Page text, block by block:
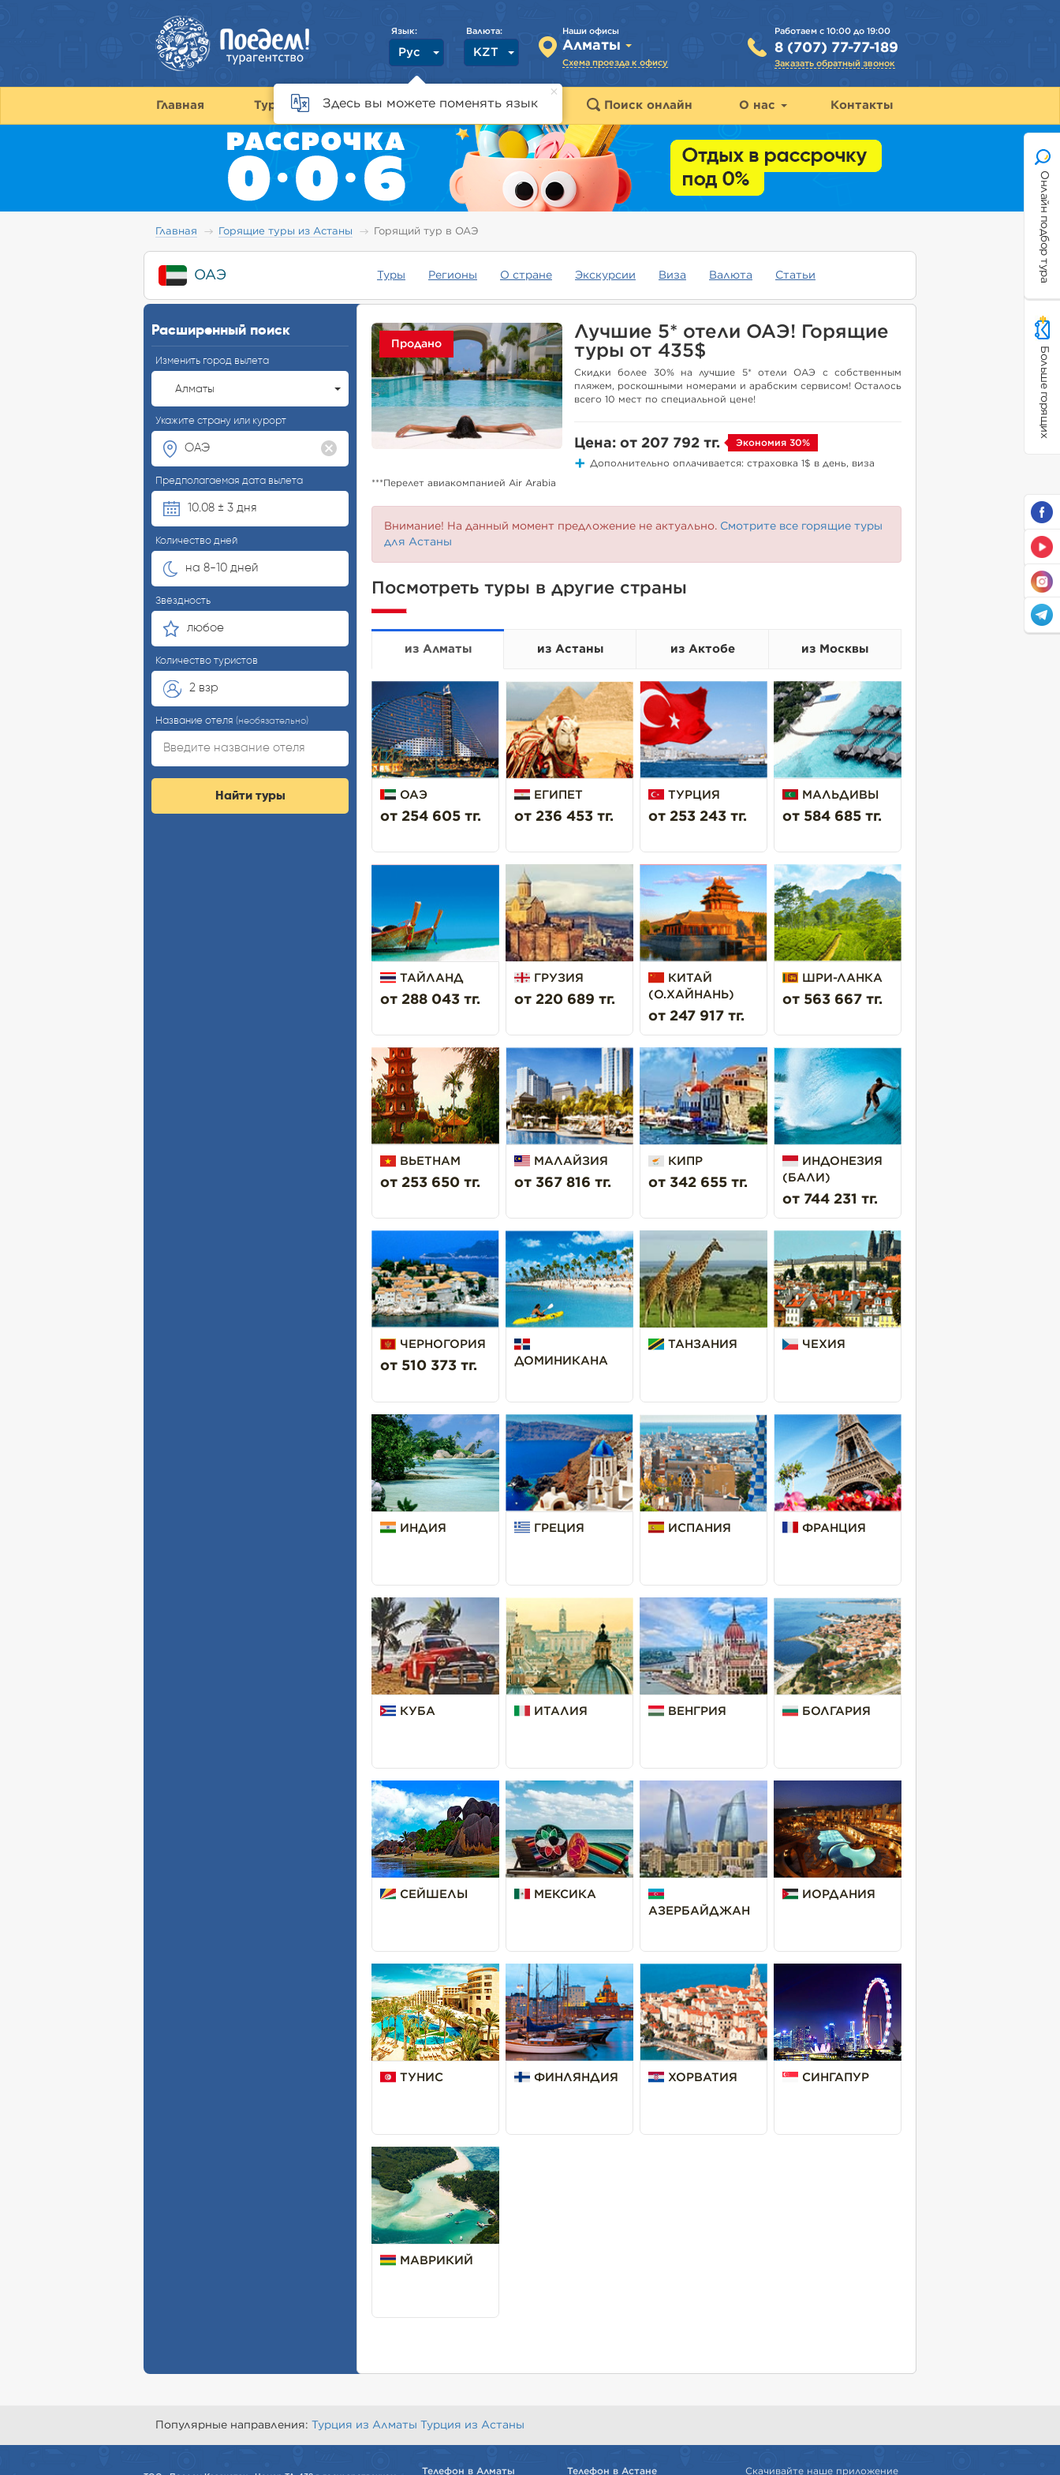
Работаем с 10:00 до 19:00
8 (707) 77-77-189
Заказать обратный звонок
Наши офисы
Алматы
Схема проезда к офису
Валюта:
KZT
Язык:
Рус
Здесь вы можете поменять язык
Главная Туры Страны Горящие туры Поиск онлайн О нас Контакты
Онлайн подбор тура
Больше горящих
Главная Горящие туры из Астаны Горящий тур в ОАЭ
ОАЭ Туры Регионы О стране Экскурсии Виза Валюта Статьи
Расширенный поиск
Изменить город вылета
Алматы
Укажите страну или курорт
Предполагаемая дата вылета
10.08 ± 3 дня
Количество дней
на 8-10 дней
Звёздность
любое
Количество туристов
2 взр
Название отеля (необязательно)
Найти туры
Продано
Лучшие 5* отели ОАЭ! Горящие
туры от 435$
Скидки более 30% на лучшие 5* отели ОАЭ с собственным
пляжем, роскошными номерами и арабским сервисом! Осталось
всего 10 мест по специальной цене!
Цена: от 207 792 тг. Экономия 30%
Дополнительно оплачивается: страховка 1$ в день, виза
***Перелет авиакомпанией Air Arabia
Внимание! На данный момент предложение не актуально. Смотрите все горящие туры
для Астаны
Посмотреть туры в другие страны
из Алматы из Астаны из Актобе из Москвы
ОАЭ
от 254 605 тг.
ЕГИПЕТ
от 236 453 тг.
ТУРЦИЯ
от 253 243 тг.
МАЛЬДИВЫ
от 584 685 тг.
ТАЙЛАНД
от 288 043 тг.
ГРУЗИЯ
от 220 689 тг.
КИТАЙ
(О.ХАЙНАНЬ)
от 247 917 тг.
ШРИ-ЛАНКА
от 563 667 тг.
ВЬЕТНАМ
от 253 650 тг.
МАЛАЙЗИЯ
от 367 816 тг.
КИПР
от 342 655 тг.
ИНДОНЕЗИЯ
(БАЛИ)
от 744 231 тг.
ЧЕРНОГОРИЯ
от 510 373 тг. ДОМИНИКАНА
ТАНЗАНИЯ ЧЕХИЯ
ИНДИЯ ГРЕЦИЯ ИСПАНИЯ ФРАНЦИЯ
КУБА ИТАЛИЯ ВЕНГРИЯ БОЛГАРИЯ
СЕЙШЕЛЫ
МЕКСИКА
АЗЕРБАЙДЖАН
ИОРДАНИЯ
ТУНИС ФИНЛЯНДИЯ ХОРВАТИЯ СИНГАПУР
МАВРИКИЙ
Популярные направления: Турция из Алматы Турция из Астаны
Телефон в Алматы Телефон в Астане Скачивайте наше приложение